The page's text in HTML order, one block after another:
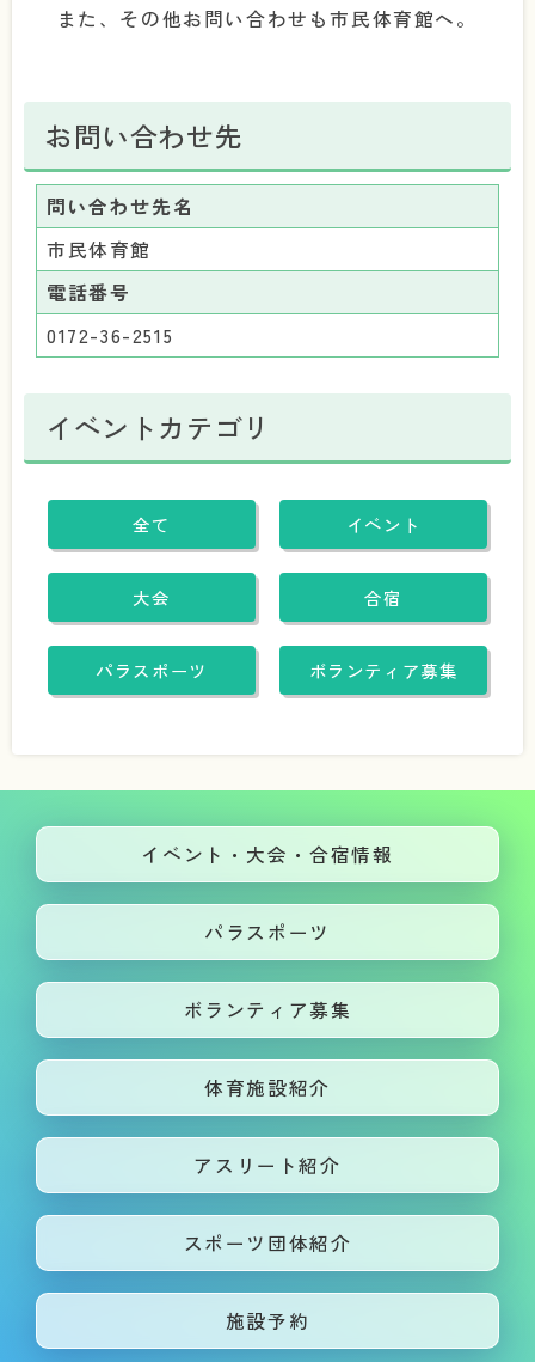
また、その他お問い合わせも市民体育館へ。
お問い合わせ先
問い合わせ先名
市民体育館
電話番号
0172-36-2515
イベントカテゴリ
全て イベント
大会 合宿
パラスポーツ ボランティア募集
イベント・大会・合宿情報
パラスポーツ
ボランティア募集
体育施設紹介
アスリート紹介
スポーツ団体紹介
施設予約